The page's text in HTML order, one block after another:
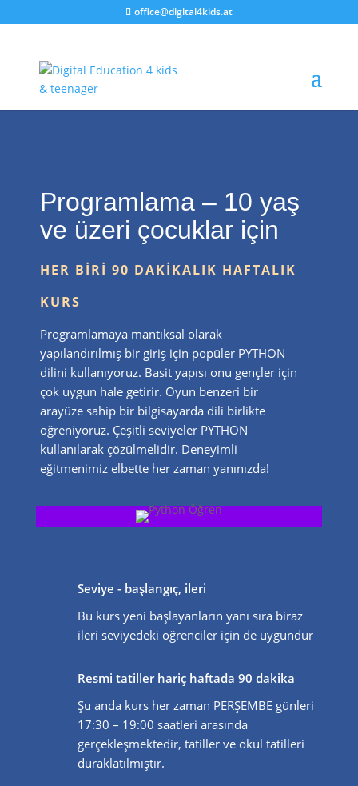
office@digital4kids.at
Programlama – 10 yaş
ve üzeri çocuklar için
HER BIRI 90 DAKIKALIK HAFTALIK
KURS
Programlamaya mantıksal olarak
yapılandırılmış bir giriş için popüler PYTHON
dilini kullanıyoruz. Basit yapısı onu gençler için
çok uygun hale getirir. Oyun benzeri bir
arayüze sahip bir bilgisayarda dili birlikte
öğreniyoruz. Çeşitli seviyeler PYTHON
kullanılarak çözülmelidir. Deneyimli
eğitmenimiz elbette her zaman yanınızda!
Seviye - başlangıç, ileri
Bu kurs yeni başlayanların yanı sıra biraz
ileri seviyedeki öğrenciler için de uygundur
Resmi tatiller hariç haftada 90 dakika
Şu anda kurs her zaman PERŞEMBE günleri
17:30 – 19:00 saatleri arasında
gerçekleşmektedir, tatiller ve okul tatilleri
duraklatılmıştır.